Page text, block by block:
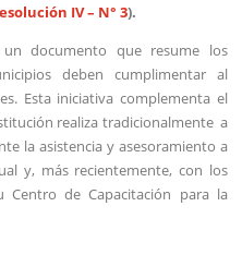
IV – N° 3).
documento que resume los
deben cumplimentar al
Esta iniciativa complementa el
realiza tradicionalmente a
la asistencia y asesoramiento a
y, más recientemente, con los
Centro de Capacitación para la